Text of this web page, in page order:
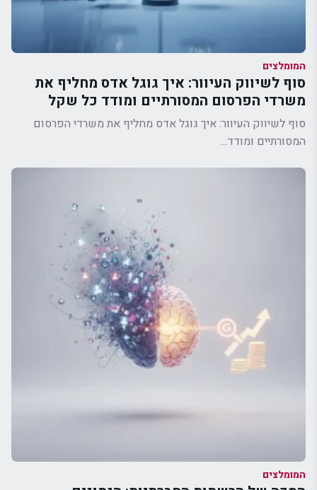
המומלצים
סוף לשיווק העיוור: איך גוגל אדס מחליף את
משרדי הפרסום המסורתיים ומודד כל שקל
סוף לשיווק העיוור: איך גוגל אדס מחליף את משרדי הפרסום
המסורתיים ומודד...
המומלצים